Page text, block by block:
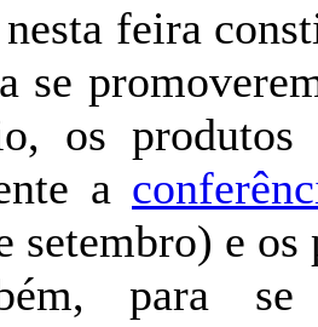
feira
se
os produtos
a
setembro) e
para se